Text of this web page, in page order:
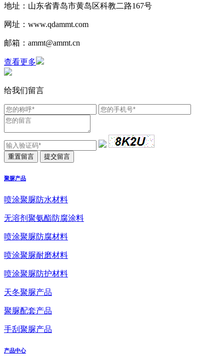
地址：山东省青岛市黄岛区科教二路167号
网址：www.qdammt.com
邮箱：ammt@ammt.cn
查看更多
给我们留言
聚脲产品
喷涂聚脲防水材料
无溶剂聚氨酯防腐涂料
喷涂聚脲防腐材料
喷涂聚脲耐磨材料
喷涂聚脲防护材料
天冬聚脲产品
聚脲配套产品
手刮聚脲产品
产品中心